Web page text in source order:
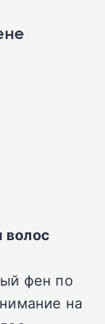
фен по
на